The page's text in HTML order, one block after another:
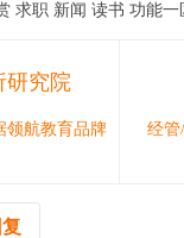
求职 新闻 读书 功能一
研究院
领航教育品牌 经管
复